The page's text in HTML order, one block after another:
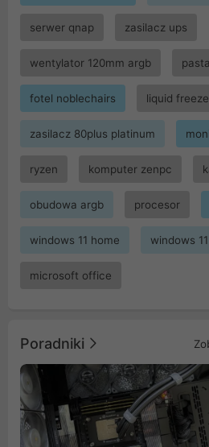
serwer qnap zasilacz ups
wentylator 120mm argb
fotel noblechairs liquid
zasilacz 80plus platinum
ryzen komputer zenpc
obudowa argb procesor
windows 11 home windows
microsoft office
Poradniki